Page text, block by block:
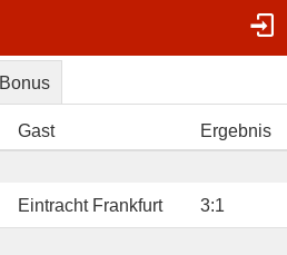
Bonus
Gast Ergebnis
Eintracht Frankfurt 3:1